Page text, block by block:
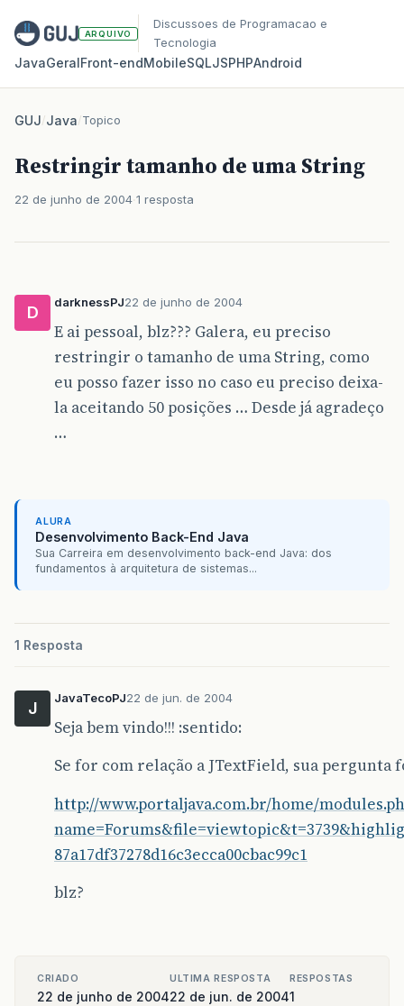
ARQUIVO
Discussoes de Programacao e
Tecnologia
JavaGeralFront‑endMobileSQLJSPHPAndroid
GUJ/Java/Topico
Restringir tamanho de uma String
22 de junho de 2004 1 resposta
D
darknessPJ22 de junho de 2004
E ai pessoal, blz??? Galera, eu preciso
restringir o tamanho de uma String, como
eu posso fazer isso no caso eu preciso deixa-
la aceitando 50 posições … Desde já agradeço
…
ALURA
Desenvolvimento Back-End Java
Sua Carreira em desenvolvimento back-end Java: dos
fundamentos à arquitetura de sistemas...
1 Resposta
J
JavaTecoPJ22 de jun. de 2004
Seja bem vindo!!! :sentido:
Se for com relação a JTextField, sua pergunta
http://www.portaljava.com.br/home/
87a17df37278d16c3ecca00cbac99c1
blz?
CRIADO
22 de junho de 2004
ULTIMA RESPOSTA
22 de jun. de 2004
RESPOSTAS
1